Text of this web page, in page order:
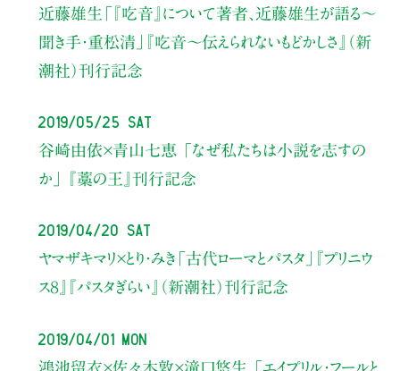
近藤雄生 「『吃音』について著者、近藤雄生が語る〜
聞き手・重松清」
『吃音〜伝えられないもどかしさ』（新
潮社）刊行記念
2019/05/25 Sat
谷崎由依×青山七恵
「なぜ私たちは小説を志すの
か」
『藁の王』刊行記念
2019/04/20 Sat
ヤマザキマリ×とり・みき 「古代ローマとパスタ」
『プリニウ
ス８』『パスタぎらい』（新潮社）刊行記念
2019/04/01 Mon
鴻池留衣×佐々木敦×滝口悠生
「エイプリル・フールと